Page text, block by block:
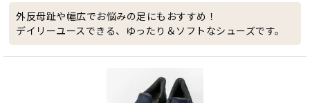
外反母趾や幅広でお悩みの足にもおすすめ！
デイリーユースできる、ゆったり＆ソフトなシューズです。